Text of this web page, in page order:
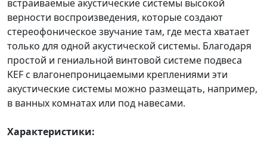
встраиваемые акустические системы высокой
верности воспроизведения, которые создают
стереофоническое звучание там, где места хватает
только для одной акустической системы. Благодаря
простой и гениальной винтовой системе подвеса
KEF с влагонепроницаемыми креплениями эти
акустические системы можно размещать, например,
в ванных комнатах или под навесами.
Характеристики: